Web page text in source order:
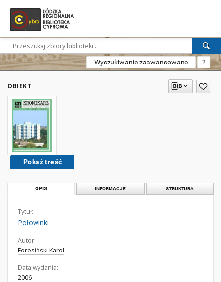
Wyszukiwanie zaawansowane ?
OBIEKT
Pokaż treść
OPIS INFORMACJE STRUKTURA
Tytuł:
Połowinki
Autor:
Forosiński Karol
Data wydania:
2006